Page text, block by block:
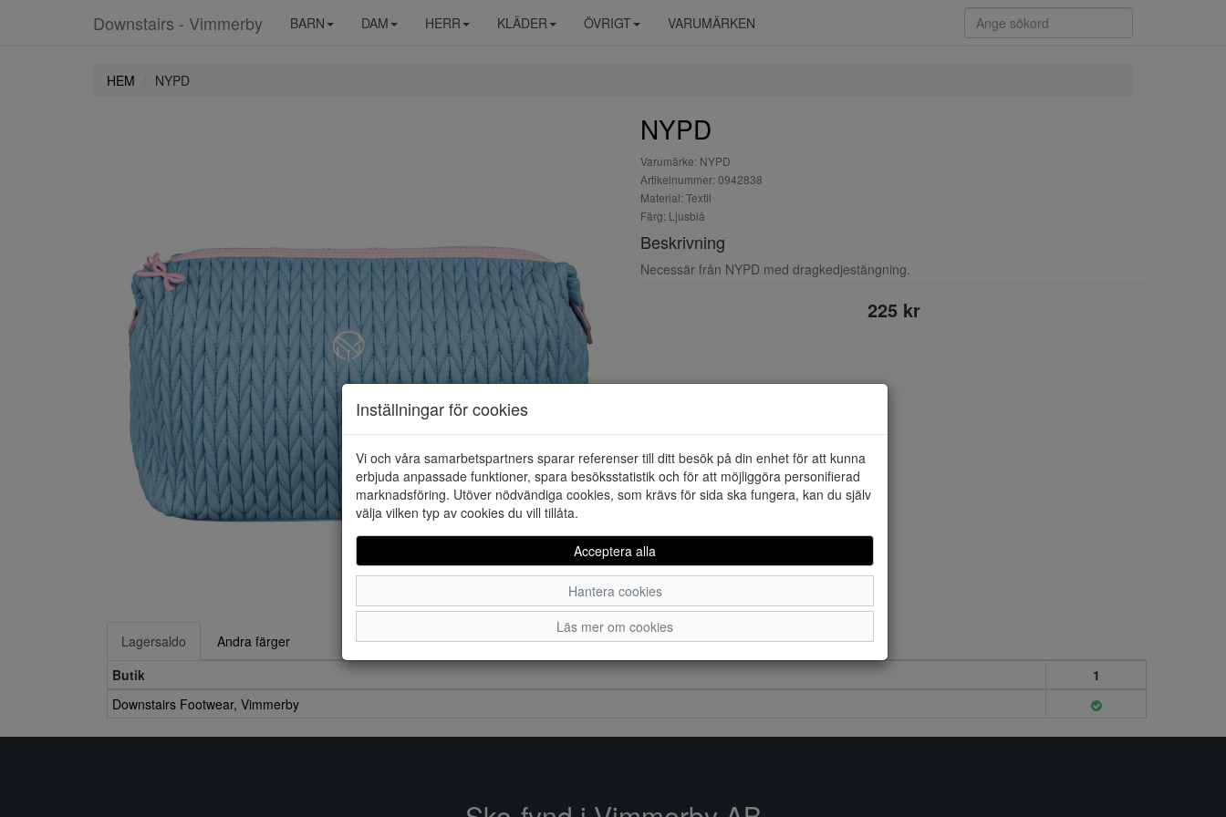
Downstairs - Vimmerby BARN DAM HERR KLÄDER ÖVRIGT VARUMÄRKEN
HEM NYPD
NYPD
Varumärke: NYPD
Artikelnummer: 0942838
Material: Textil
Färg: Ljusblå
Beskrivning
Necessär från NYPD med dragkedjestängning.
225 kr
Lagersaldo
Andra färger
Butik
1
Downstairs Footwear, Vimmerby
Inställningar för cookies
Vi och våra samarbetspartners sparar referenser till ditt besök på din enhet för att kunna
erbjuda anpassade funktioner, spara besöksstatistik och för att möjliggöra personifierad
marknadsföring. Utöver nödvändiga cookies, som krävs för sida ska fungera, kan du själv
välja vilken typ av cookies du vill tillåta.
Acceptera alla
Hantera cookies
Läs mer om cookies